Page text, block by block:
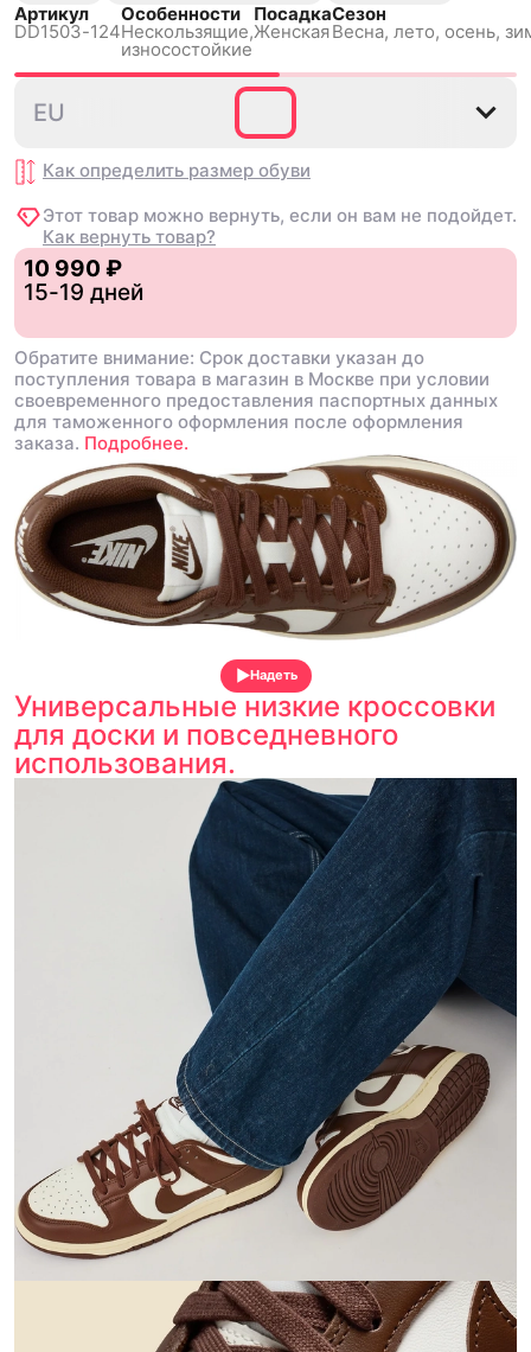
Артикул
DD1503-124
Особенности
Нескользящиe,
износостойкие
Посадка
Женская
Сезон
Весна, лето, осень,
38
EU
Как определить размер обуви
Этот товар можно вернуть, если он вам не подойдет.
Как вернуть товар?
10 990 ₽
15-19 дней
Обратите внимание: Срок доставки указан до
поступления товара в магазин в Москве при условии
своевременного предоставления паспортных данных
для таможенного оформления после оформления
заказа. Подробнее.
Надеть
Универсальные низкие кроссовки
для доски и повседневного
использования.